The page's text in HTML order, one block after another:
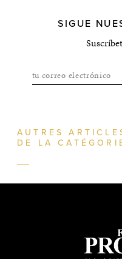
SIGUE
tu correo electrónico
AUTRES
DE LA